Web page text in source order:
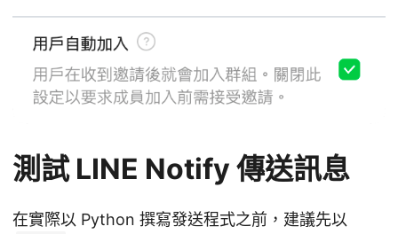
測試 LINE Notify 傳送訊息
在實際以 Python 撰寫發送程式之前，建議先以